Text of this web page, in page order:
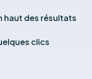
haut des résultats
clics